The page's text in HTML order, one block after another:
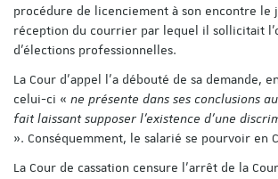
procédure de licenciement à son encontre le
réception du courrier par lequel il sollicitait
d'élections professionnelles.
La Cour d’appel l’a débouté de sa demande,
celui-ci « ne présente dans ses conclusions
fait laissant supposer l'existence d'une
». Conséquemment, le salarié se pourvoir en
La Cour de cassation censure l’arrêt de la